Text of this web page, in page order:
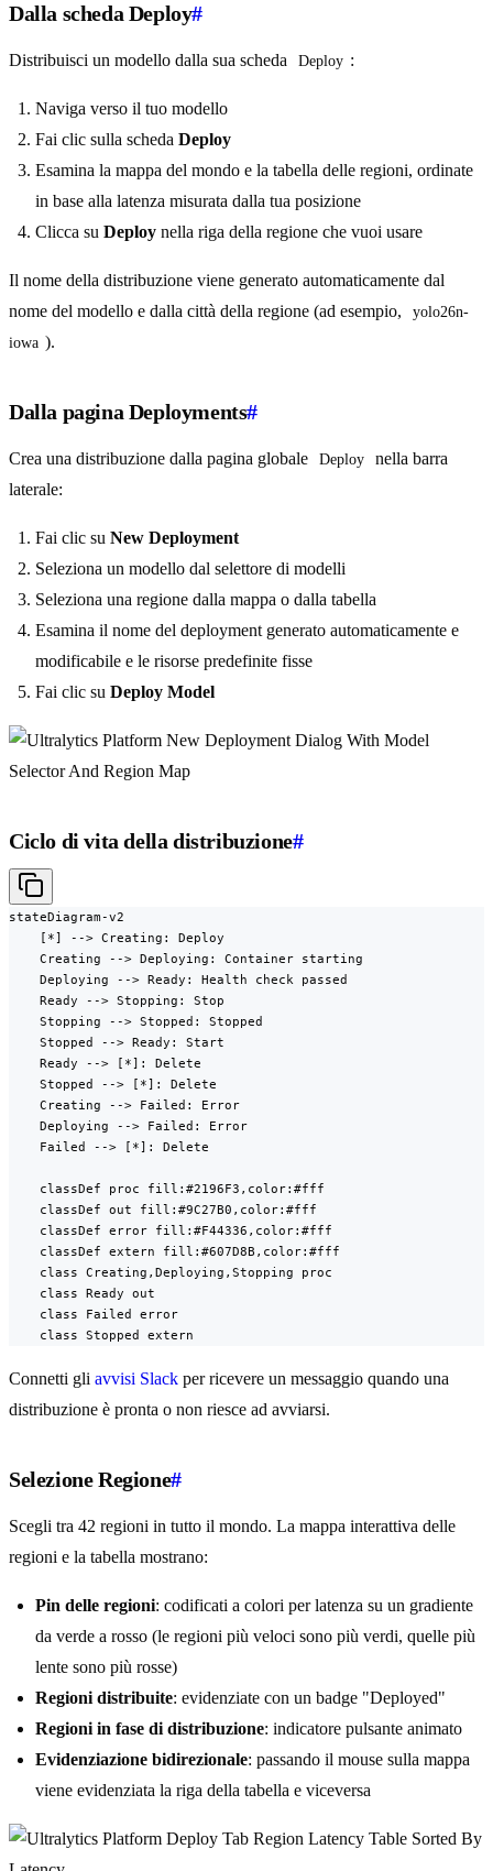
Dalla scheda Deploy#
Distribuisci un modello dalla sua scheda Deploy :
Naviga verso il tuo modello
Fai clic sulla scheda Deploy
Esamina la mappa del mondo e la tabella delle regioni, ordinate
in base alla latenza misurata dalla tua posizione
Clicca su Deploy nella riga della regione che vuoi usare
Il nome della distribuzione viene generato automaticamente dal
nome del modello e dalla città della regione (ad esempio,
yolo26n-
iowa ).
Dalla pagina Deployments#
Crea una distribuzione dalla pagina globale Deploy
nella barra
laterale:
Fai clic su New Deployment
Seleziona un modello dal selettore di modelli
Seleziona una regione dalla mappa o dalla tabella
Esamina il nome del deployment generato automaticamente e
modificabile e le risorse predefinite fisse
Fai clic su Deploy Model
Ciclo di vita della distribuzione#
stateDiagram-v2
    [*] --> Creating: Deploy
    Creating --> Deploying: Container starting
    Deploying --> Ready: Health check passed
    Ready --> Stopping: Stop
    Stopping --> Stopped: Stopped
    Stopped --> Ready: Start
    Ready --> [*]: Delete
    Stopped --> [*]: Delete
    Creating --> Failed: Error
    Deploying --> Failed: Error
    Failed --> [*]: Delete
    classDef proc fill:#2196F3,color:#fff
    classDef out fill:#9C27B0,color:#fff
    classDef error fill:#F44336,color:#fff
    classDef extern fill:#607D8B,color:#fff
    class Creating,Deploying,Stopping proc
    class Ready out
    class Failed error
    class Stopped extern
Connetti gli avvisi Slack per ricevere un messaggio quando una
distribuzione è pronta o non riesce ad avviarsi.
Selezione Regione#
Scegli tra 42 regioni in tutto il mondo. La mappa interattiva delle
regioni e la tabella mostrano:
Pin delle regioni: codificati a colori per latenza su un gradiente
da verde a rosso (le regioni più veloci sono più verdi, quelle più
lente sono più rosse)
Regioni distribuite: evidenziate con un badge "Deployed"
Regioni in fase di distribuzione: indicatore pulsante animato
Evidenziazione bidirezionale: passando il mouse sulla mappa
viene evidenziata la riga della tabella e viceversa